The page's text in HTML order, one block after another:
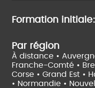
Formation initiale:
Par région
À distance •
Franche-Comté •
Corse • Grand Est •
• Normandie •